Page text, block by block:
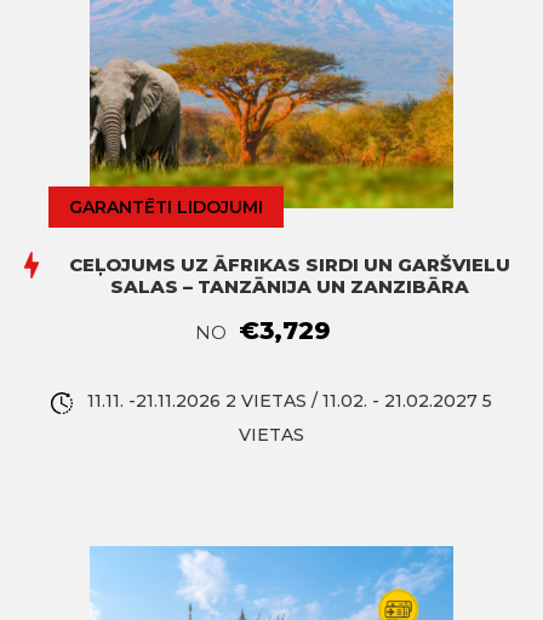
GARANTĒTI LIDOJUMI
CEĻOJUMS UZ ĀFRIKAS SIRDI UN GARŠVIELU
SALAS – TANZĀNIJA UN ZANZIBĀRA
NO
€3,729
11.11. -21.11.2026 2 VIETAS / 11.02. - 21.02.2027 5
VIETAS